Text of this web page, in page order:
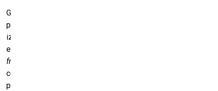
Gan legāli, gan nelegāli. Pagājušajā nedēļā mēs
piedalījāmies izsolē ar pirmo “Kiwie 1001” kolekciju,
izmantojot
ekskluzīva noruna – viņi mūs reklamēja savā mājaslapā uz
front page
cena bija 0 eiro. Mēs gribējām, lai jebkuram būtu iespēja
piedalīties šajā izsolē, lai neviens nejustos ierobežots